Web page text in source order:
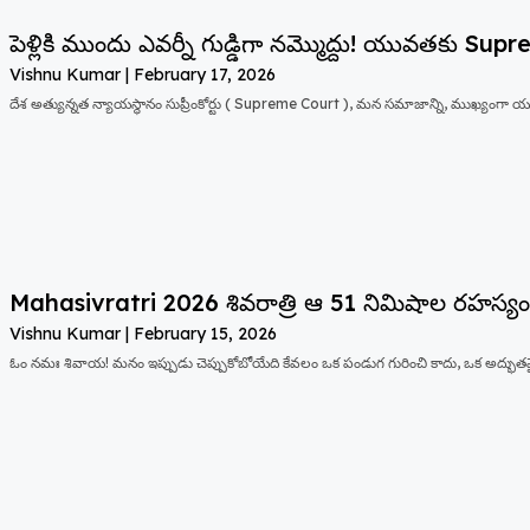
పెళ్లికి ముందు ఎవర్నీ గుడ్డిగా నమ్మొద్దు! యువతకు
Vishnu Kumar February 17, 2026
దేశ అత్యున్నత న్యాయస్థానం సుప్రీంకోర్టు ( Supreme Court ), మన సమాజాన్ని, ముఖ్యంగా
Mahasivratri 2026 శివరాత్రి ఆ 51 నిమిషాల
Vishnu Kumar February 15, 2026
ఓం నమః శివాయ! మనం ఇప్పుడు చెప్పుకోబోయేది కేవలం ఒక పండుగ గురించి కాదు, ఒక